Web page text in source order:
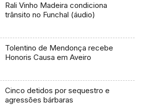
Rali Vinho Madeira condiciona
trânsito no Funchal (áudio)
Tolentino de Mendonça recebe
Honoris Causa em Aveiro
Cinco detidos por sequestro e
agressões bárbaras